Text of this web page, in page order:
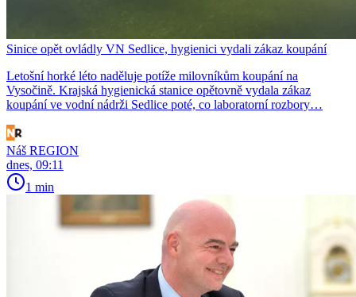
Sinice opět ovládly VN Sedlice, hygienici vydali zákaz koupání
Letošní horké léto naděluje potíže milovníkům koupání na
Vysočině. Krajská hygienická stanice opětovně vydala zákaz
koupání ve vodní nádrži Sedlice poté, co laboratorní rozbory…
Náš REGION
dnes, 09:11
1 min